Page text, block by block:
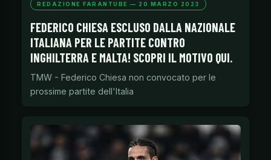
REDAZIONE FARANTUBE — 20 MARZO 2023
FEDERICO CHIESA ESCLUSO DALLA NAZIONALE
ITALIANA PER LE PARTITE CONTRO
INGHILTERRA E MALTA! SCOPRI IL MOTIVO QUI.
TMW - Federico Chiesa non convocato per le
prossime partite dell'Italia